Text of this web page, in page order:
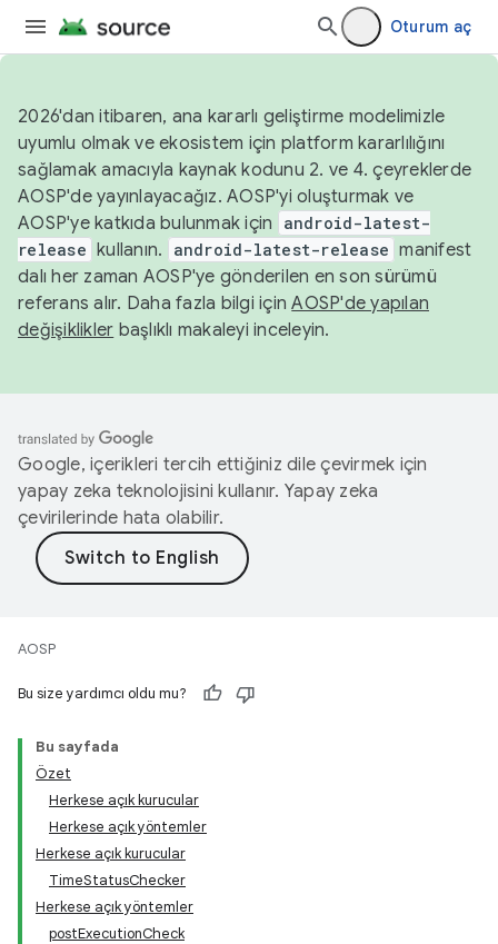
Oturum aç
2026'dan itibaren, ana kararlı geliştirme modelimizle
uyumlu olmak ve ekosistem için platform kararlılığını
sağlamak amacıyla kaynak kodunu 2. ve 4. çeyreklerde
AOSP'de yayınlayacağız. AOSP'yi oluşturmak ve
AOSP'ye katkıda bulunmak için
android-latest-
release kullanın. android-latest-release manifest
dalı her zaman AOSP'ye gönderilen en son sürümü
referans alır. Daha fazla bilgi içinAOSP'de yapılan
değişiklikler başlıklı makaleyi inceleyin.
Google, içerikleri tercih ettiğiniz dile çevirmek için
yapay zeka teknolojisini kullanır. Yapay zeka
çevirilerinde hata olabilir.
AOSP
Bu size yardımcı oldu mu?
Bu sayfada
Özet
Herkese açık kurucular
Herkese açık yöntemler
Herkese açık kurucular
TimeStatusChecker
Herkese açık yöntemler
postExecutionCheck